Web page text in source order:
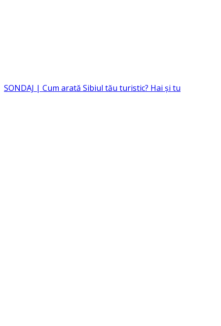
SONDAJ | Cum arată Sibiul tău turistic? Hai și tu